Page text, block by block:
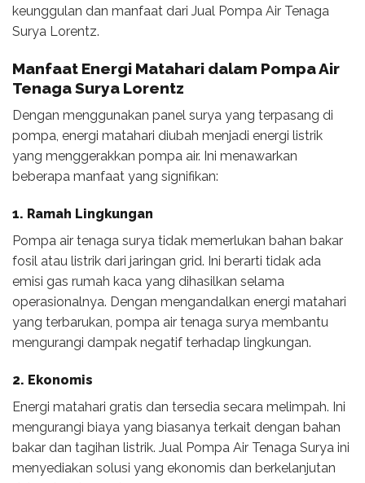
keunggulan dan manfaat dari Jual Pompa Air Tenaga
Surya Lorentz.
Manfaat Energi Matahari dalam Pompa Air
Tenaga Surya Lorentz
Dengan menggunakan panel surya yang terpasang di
pompa, energi matahari diubah menjadi energi listrik
yang menggerakkan pompa air. Ini menawarkan
beberapa manfaat yang signifikan:
1. Ramah Lingkungan
Pompa air tenaga surya tidak memerlukan bahan bakar
fosil atau listrik dari jaringan grid. Ini berarti tidak ada
emisi gas rumah kaca yang dihasilkan selama
operasionalnya. Dengan mengandalkan energi matahari
yang terbarukan, pompa air tenaga surya membantu
mengurangi dampak negatif terhadap lingkungan.
2. Ekonomis
Energi matahari gratis dan tersedia secara melimpah. Ini
mengurangi biaya yang biasanya terkait dengan bahan
bakar dan tagihan listrik. Jual Pompa Air Tenaga Surya ini
menyediakan solusi yang ekonomis dan berkelanjutan